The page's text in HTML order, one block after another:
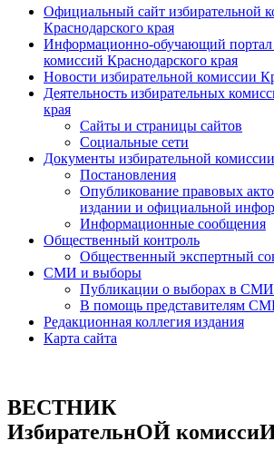
Официальный сайт избирательной
Краснодарского края
Информационно-обучающий портал
комиссий Краснодарского края
Новости избирательной комиссии
Деятельность избирательных
края
Сайты и страницы сайтов
Социальные сети
Документы избирательной комиссии
Постановления
Опубликование правовых
издании и официальной
Информационные сообщения
Общественный контроль
Общественный экспертный
СМИ и выборы
Публикации о выборах в СМИ
В помощь представителям
Редакционная коллегия издания
Карта сайта
ВЕСТНИК
ИзбирательнОЙ